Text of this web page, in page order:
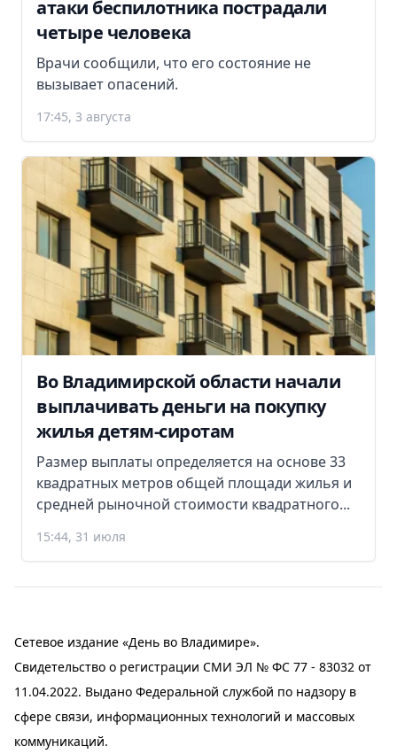
атаки беспилотника пострадали
четыре человека
Врачи сообщили, что его состояние не
вызывает опасений.
17:45, 3 августа
Во Владимирской области начали
выплачивать деньги на покупку
жилья детям-сиротам
Размер выплаты определяется на основе 33
квадратных метров общей площади жилья и
средней рыночной стоимости квадратного...
15:44, 31 июля
Сетевое издание «День во Владимире».
Свидетельство о регистрации СМИ ЭЛ № ФС 77 - 83032 от
11.04.2022. Выдано Федеральной службой по надзору в
сфере связи, информационных технологий и массовых
коммуникаций.